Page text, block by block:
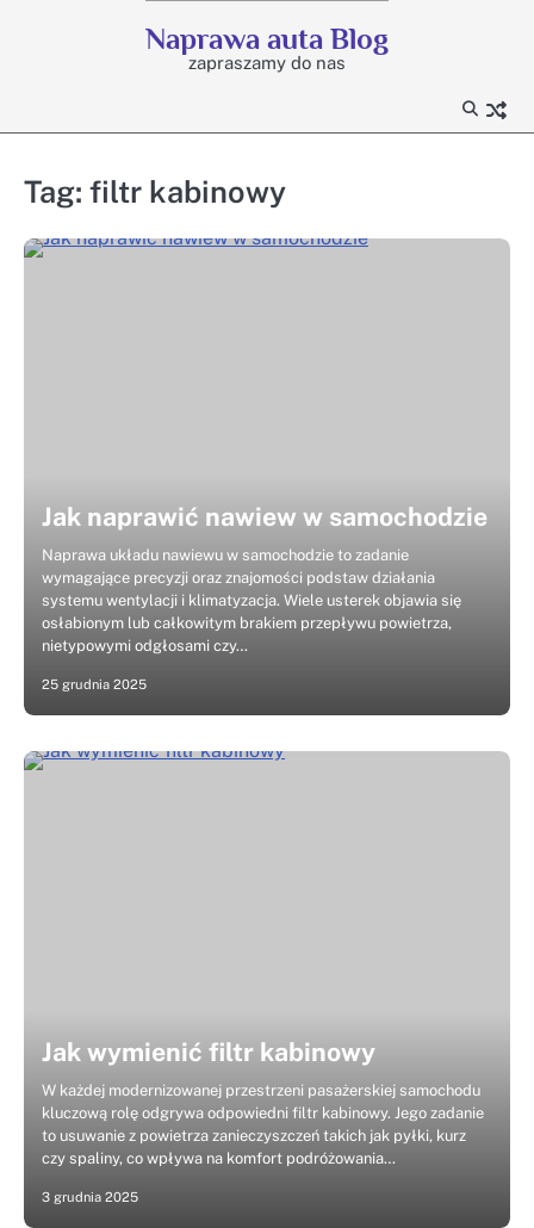
Naprawa auta Blog
zapraszamy do nas
Tag: filtr kabinowy
Jak naprawić nawiew w samochodzie
Naprawa układu nawiewu w samochodzie to zadanie
wymagające precyzji oraz znajomości podstaw działania
systemu wentylacji i klimatyzacja. Wiele usterek objawia się
osłabionym lub całkowitym brakiem przepływu powietrza,
nietypowymi odgłosami czy…
25 grudnia 2025
Jak wymienić filtr kabinowy
W każdej modernizowanej przestrzeni pasażerskiej samochodu
kluczową rolę odgrywa odpowiedni filtr kabinowy. Jego zadanie
to usuwanie z powietrza zanieczyszczeń takich jak pyłki, kurz
czy spaliny, co wpływa na komfort podróżowania…
3 grudnia 2025